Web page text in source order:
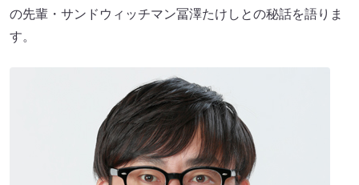
の先輩・サンドウィッチマン冨澤たけしとの秘話を語りま
す。